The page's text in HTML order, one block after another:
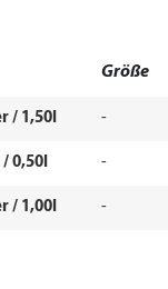
Größe
/ 1,50l -
/ 0,50l -
/ 1,00l -